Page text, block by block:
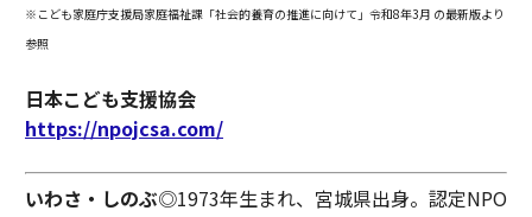
※こども家庭庁支援局家庭福祉課「社会的養育の推進に向けて」令和8年3月 の最新版より
参照
日本こども支援協会
https://npojcsa.com/
いわさ・しのぶ◎1973年生まれ、宮城県出身。認定NPO